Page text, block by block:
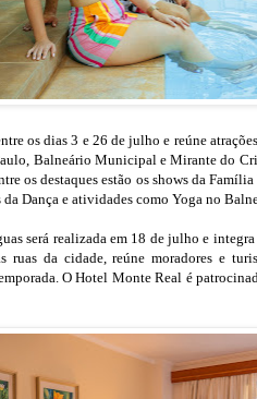
os dias 3 e 26 de julho e reúne
Balneário Municipal e Mirante do
os destaques estão os shows da
da Dança e atividades como Yoga no
será realizada em 18 de julho e
ruas da cidade, reúne moradores e
O Hotel Monte Real é